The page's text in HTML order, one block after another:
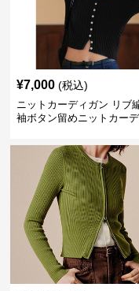
¥7,000 (税込)
ニットカーディガン リブ
袖ボタン留めニットカー